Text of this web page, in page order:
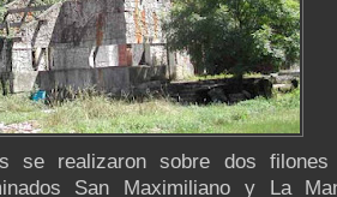
se realizaron sobre dos filones
San Maximiliano y La